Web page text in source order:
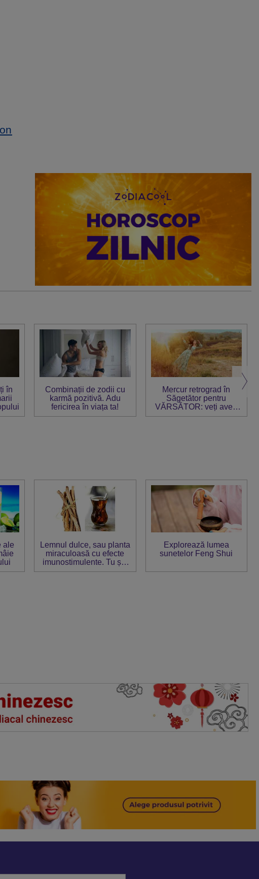
în
Combinații de zodii cu
karmă pozitivă. Adu
fericirea în viața ta!
Mercur retrograd în
Săgetător pentru
VĂRSĂTOR: veți avea
parte de revelații
ale
Lemnul dulce, sau planta
miraculoasă cu efecte
imunostimulente. Tu știi
cum trebuie consumat?
Explorează lumea
sunetelor Feng Shui